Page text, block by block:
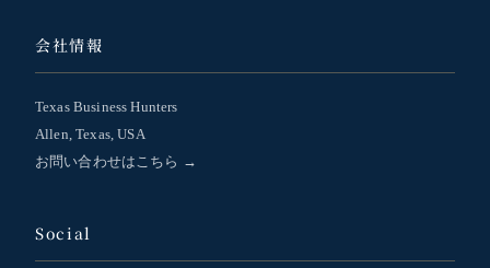
会社情報
Texas Business Hunters
Allen, Texas, USA
お問い合わせはこちら →
Social